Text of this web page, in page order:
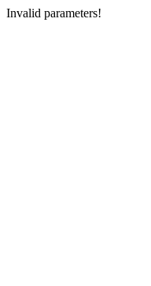
Invalid parameters!